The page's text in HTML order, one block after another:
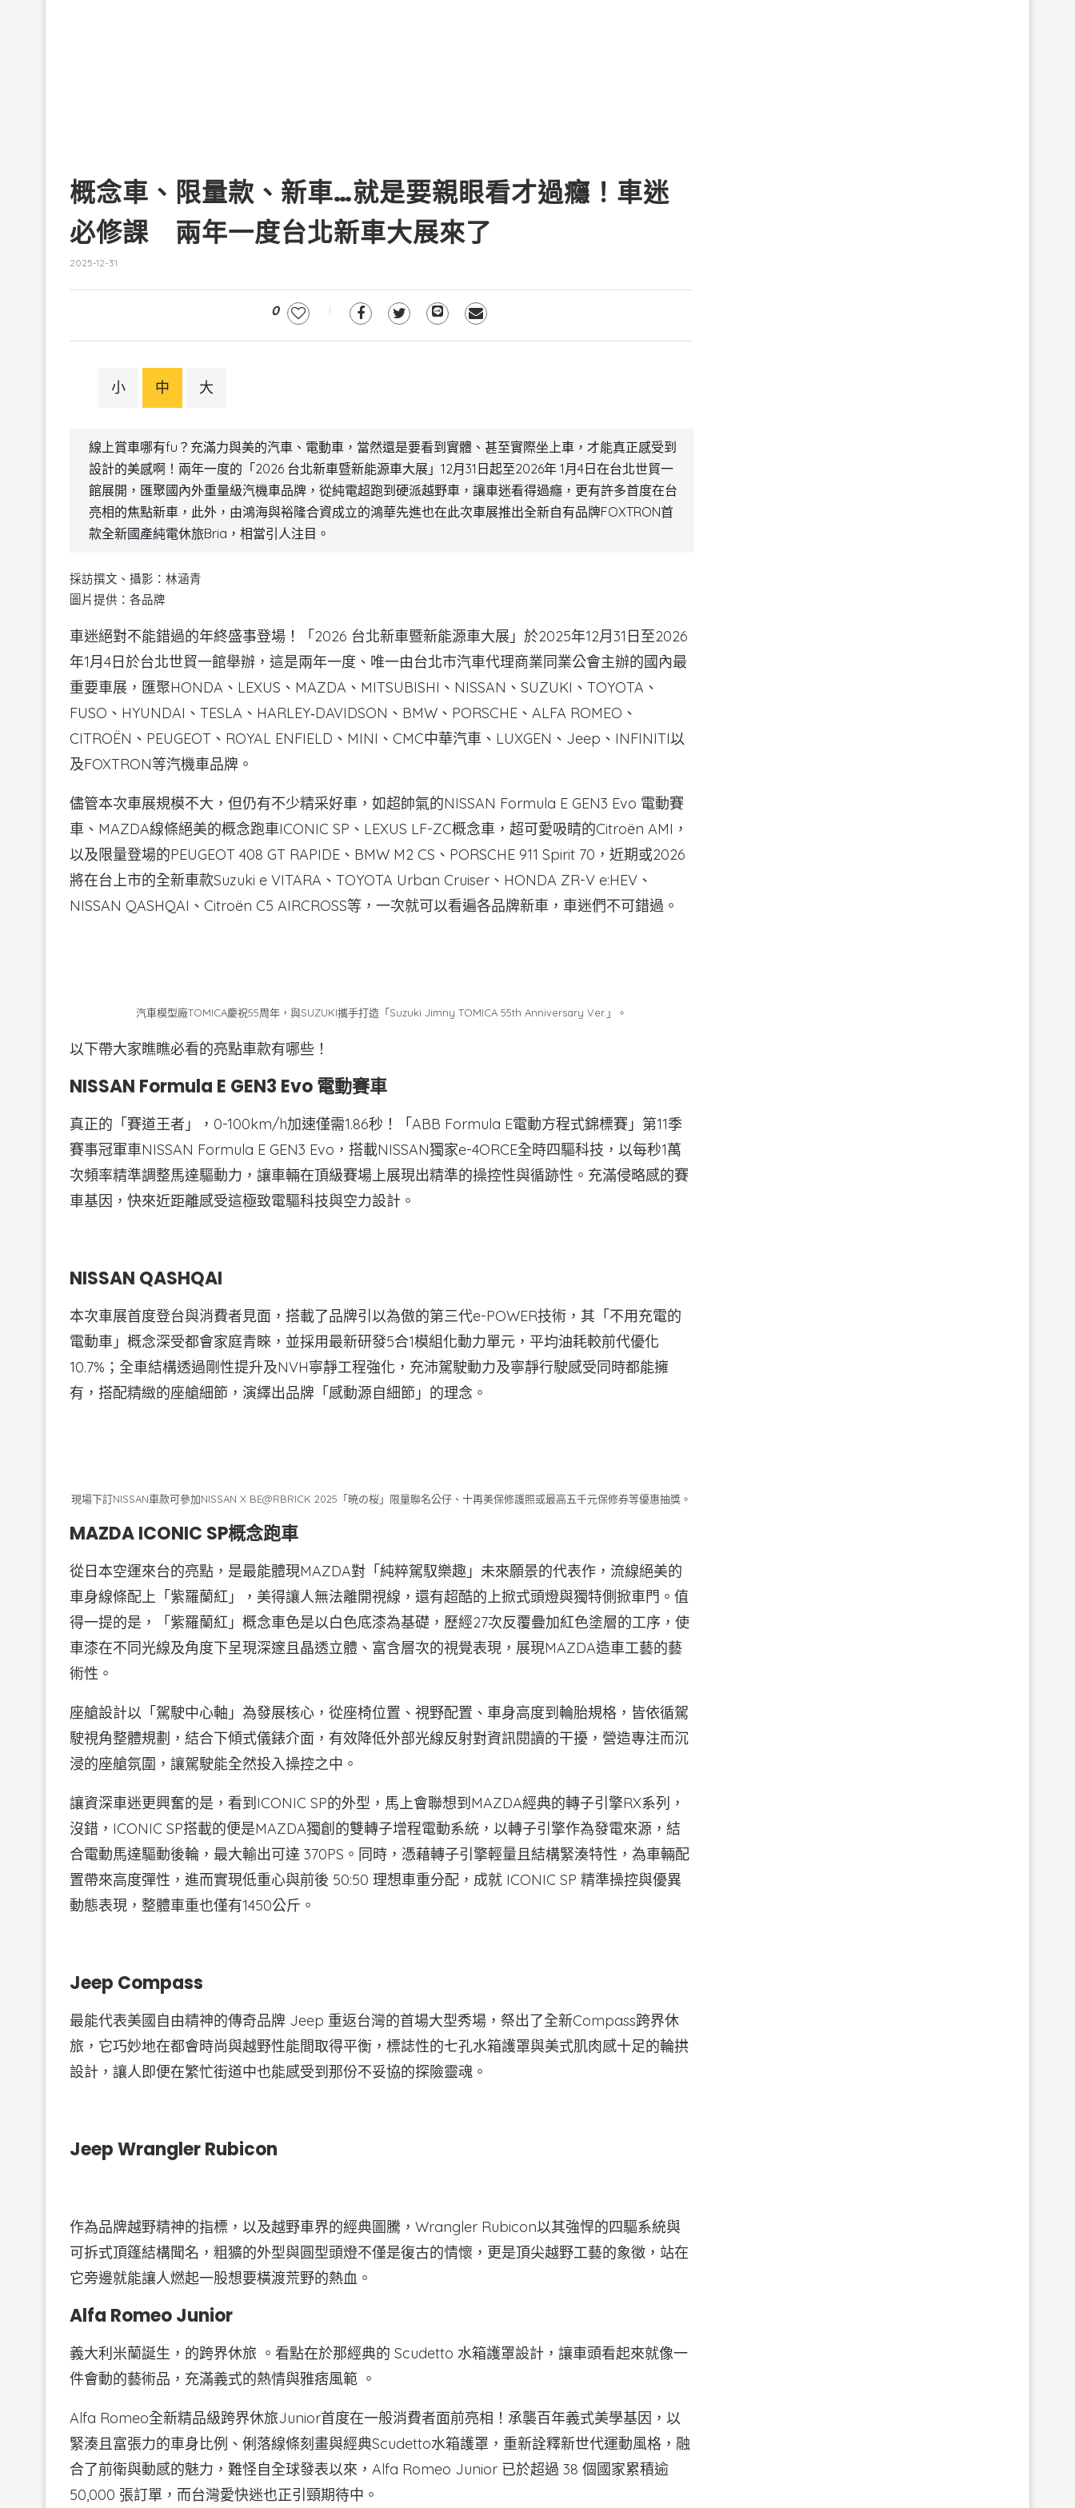
概念車、限量款、新車…就是要親眼看才過癮！車迷
必修課 兩年一度台北新車大展來了
2025-12-31
0
小 中 大
線上賞車哪有fu？充滿力與美的汽車、電動車，當然還是要看到實體、甚至實際坐上車，才能真正感受到
設計的美感啊！兩年一度的「2026 台北新車暨新能源車大展」12月31日起至2026年 1月4日在台北世貿一
館展開，匯聚國內外重量級汽機車品牌，從純電超跑到硬派越野車，讓車迷看得過癮，更有許多首度在台
亮相的焦點新車，此外，由鴻海與裕隆合資成立的鴻華先進也在此次車展推出全新自有品牌FOXTRON首
款全新國產純電休旅Bria，相當引人注目。
採訪撰文、攝影：林涵青
圖片提供：各品牌
車迷絕對不能錯過的年終盛事登場！「2026 台北新車暨新能源車大展」於2025年12月31日至2026
年1月4日於台北世貿一館舉辦，這是兩年一度、唯一由台北市汽車代理商業同業公會主辦的國內最
重要車展，匯聚HONDA、LEXUS、MAZDA、MITSUBISHI、NISSAN、SUZUKI、TOYOTA、
FUSO、HYUNDAI、TESLA、HARLEY‑DAVIDSON、BMW、PORSCHE、ALFA ROMEO、
CITROËN、PEUGEOT、ROYAL ENFIELD、MINI、CMC中華汽車、LUXGEN、Jeep、INFINITI以
及FOXTRON等汽機車品牌。
儘管本次車展規模不大，但仍有不少精采好車，如超帥氣的NISSAN Formula E GEN3 Evo 電動賽
車、MAZDA線條絕美的概念跑車ICONIC SP、LEXUS LF-ZC概念車，超可愛吸睛的Citroën AMI，
以及限量登場的PEUGEOT 408 GT RAPIDE、BMW M2 CS、PORSCHE 911 Spirit 70，近期或2026
將在台上市的全新車款Suzuki e VITARA、TOYOTA Urban Cruiser、HONDA ZR-V e:HEV、
NISSAN QASHQAI、Citroën C5 AIRCROSS等，一次就可以看遍各品牌新車，車迷們不可錯過。
汽車模型廠TOMICA慶祝55周年，與SUZUKI攜手打造「Suzuki Jimny TOMICA 55th Anniversary Ver.」。
以下帶大家瞧瞧必看的亮點車款有哪些！
NISSAN Formula E GEN3 Evo 電動賽車
真正的「賽道王者」，0-100km/h加速僅需1.86秒！「ABB Formula E電動方程式錦標賽」第11季
賽事冠軍車NISSAN Formula E GEN3 Evo，搭載NISSAN獨家e-4ORCE全時四驅科技，以每秒1萬
次頻率精準調整馬達驅動力，讓車輛在頂級賽場上展現出精準的操控性與循跡性。充滿侵略感的賽
車基因，快來近距離感受這極致電驅科技與空力設計。
NISSAN QASHQAI
本次車展首度登台與消費者見面，搭載了品牌引以為傲的第三代e-POWER技術，其「不用充電的
電動車」概念深受都會家庭青睞，並採用最新研發5合1模組化動力單元，平均油耗較前代優化
10.7%；全車結構透過剛性提升及NVH寧靜工程強化，充沛駕駛動力及寧靜行駛感受同時都能擁
有，搭配精緻的座艙細節，演繹出品牌「感動源自細節」的理念。
現場下訂NISSAN車款可參加NISSAN X BE@RBRICK 2025「暁の桜」限量聯名公仔、十再美保修護照或最高五千元保修券等優惠抽獎。
MAZDA ICONIC SP概念跑車
從日本空運來台的亮點，是最能體現MAZDA對「純粹駕馭樂趣」未來願景的代表作，流線絕美的
車身線條配上「紫羅蘭紅」，美得讓人無法離開視線，還有超酷的上掀式頭燈與獨特側掀車門。值
得一提的是，「紫羅蘭紅」概念車色是以白色底漆為基礎，歷經27次反覆疊加紅色塗層的工序，使
車漆在不同光線及角度下呈現深邃且晶透立體、富含層次的視覺表現，展現MAZDA造車工藝的藝
術性。
座艙設計以「駕駛中心軸」為發展核心，從座椅位置、視野配置、車身高度到輪胎規格，皆依循駕
駛視角整體規劃，結合下傾式儀錶介面，有效降低外部光線反射對資訊閱讀的干擾，營造專注而沉
浸的座艙氛圍，讓駕駛能全然投入操控之中。
讓資深車迷更興奮的是，看到ICONIC SP的外型，馬上會聯想到MAZDA經典的轉子引擎RX系列，
沒錯，ICONIC SP搭載的便是MAZDA獨創的雙轉子增程電動系統，以轉子引擎作為發電來源，結
合電動馬達驅動後輪，最大輸出可達 370PS。同時，憑藉轉子引擎輕量且結構緊湊特性，為車輛配
置帶來高度彈性，進而實現低重心與前後 50:50 理想車重分配，成就 ICONIC SP 精準操控與優異
動態表現，整體車重也僅有1450公斤。
Jeep Compass
最能代表美國自由精神的傳奇品牌 Jeep 重返台灣的首場大型秀場，祭出了全新Compass跨界休
旅，它巧妙地在都會時尚與越野性能間取得平衡，標誌性的七孔水箱護罩與美式肌肉感十足的輪拱
設計，讓人即便在繁忙街道中也能感受到那份不妥協的探險靈魂。
Jeep Wrangler Rubicon
作為品牌越野精神的指標，以及越野車界的經典圖騰，Wrangler Rubicon以其強悍的四驅系統與
可拆式頂篷結構聞名，粗獷的外型與圓型頭燈不僅是復古的情懷，更是頂尖越野工藝的象徵，站在
它旁邊就能讓人燃起一股想要橫渡荒野的熱血。
Alfa Romeo Junior
義大利米蘭誕生，的跨界休旅 。看點在於那經典的 Scudetto 水箱護罩設計，讓車頭看起來就像一
件會動的藝術品，充滿義式的熱情與雅痞風範 。
Alfa Romeo全新精品級跨界休旅Junior首度在一般消費者面前亮相！承襲百年義式美學基因，以
緊湊且富張力的車身比例、俐落線條刻畫與經典Scudetto水箱護罩，重新詮釋新世代運動風格，融
合了前衛與動感的魅力，難怪自全球發表以來，Alfa Romeo Junior 已於超過 38 個國家累積逾
50,000 張訂單，而台灣愛快迷也正引頸期待中。